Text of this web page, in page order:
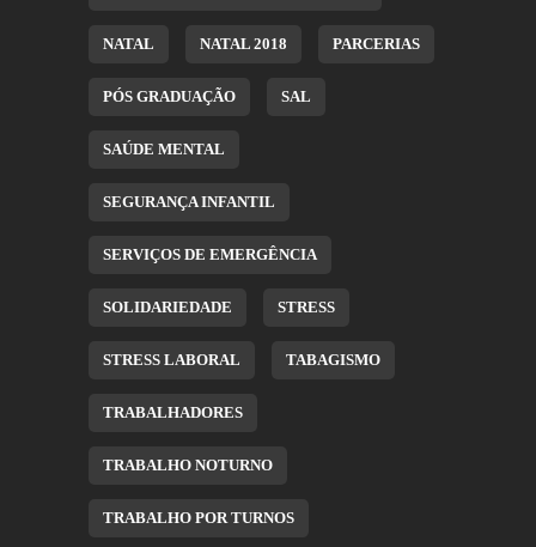
NATAL NATAL 2018 PARCERIAS
PÓS GRADUAÇÃO SAL
SAÚDE MENTAL
SEGURANÇA INFANTIL
SERVIÇOS DE EMERGÊNCIA
SOLIDARIEDADE STRESS
STRESS LABORAL TABAGISMO
TRABALHADORES
TRABALHO NOTURNO
TRABALHO POR TURNOS